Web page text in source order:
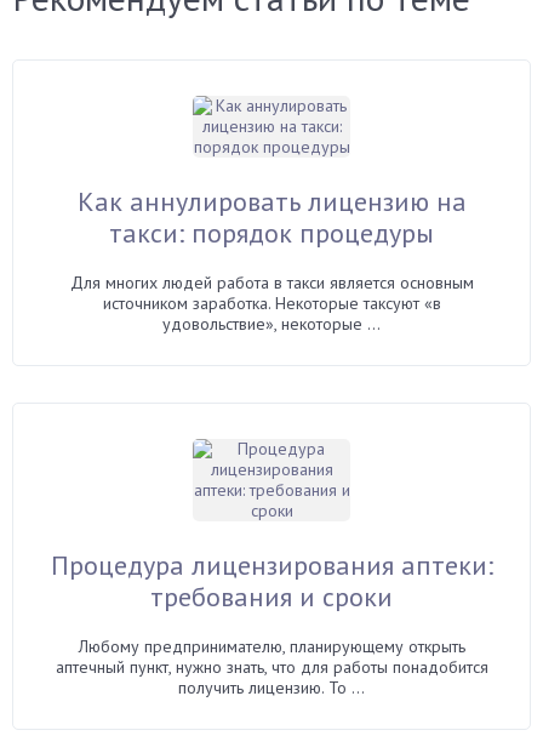
Как аннулировать лицензию на
такси: порядок процедуры
Для многих людей работа в такси является основным
источником заработка. Некоторые таксуют «в
удовольствие», некоторые ...
Процедура лицензирования аптеки:
требования и сроки
Любому предпринимателю, планирующему открыть
аптечный пункт, нужно знать, что для работы понадобится
получить лицензию. То ...